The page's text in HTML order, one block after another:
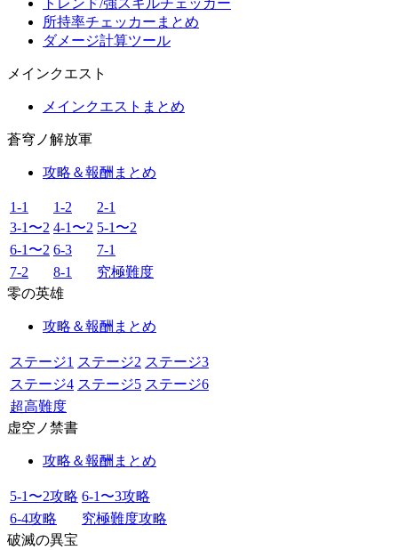
トレンド/強スキルチェッカー
所持率チェッカーまとめ
ダメージ計算ツール
メインクエスト
メインクエストまとめ
蒼穹ノ解放軍
攻略＆報酬まとめ
1-1 1-2
2-1
3-1〜2 4-1〜2 5-1〜2
6-1〜2 6-3
7-1
7-2
8-1
究極難度
零の英雄
攻略＆報酬まとめ
ステージ1 ステージ2 ステージ3
ステージ4 ステージ5 ステージ6
超高難度
虚空ノ禁書
攻略＆報酬まとめ
5-1〜2攻略 6-1〜3攻略
6-4攻略
究極難度攻略
破滅の異宝